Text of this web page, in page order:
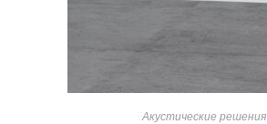
Акустические решения